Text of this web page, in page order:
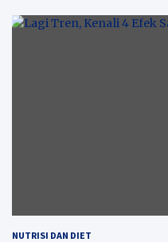
NUTRISI DAN DIET